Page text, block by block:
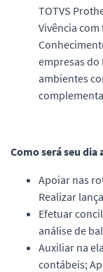
TOTVS
Vivência
empresas do
ambientes
Como será seu dia
Apoiar nas
Realizar
Efetuar
análise de
Auxiliar na
contábeis;